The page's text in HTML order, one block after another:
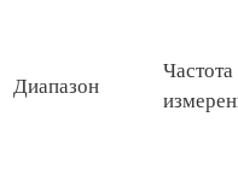
Диапазон
Частота